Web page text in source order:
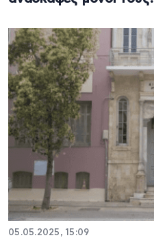
05.05.2025, 15:09